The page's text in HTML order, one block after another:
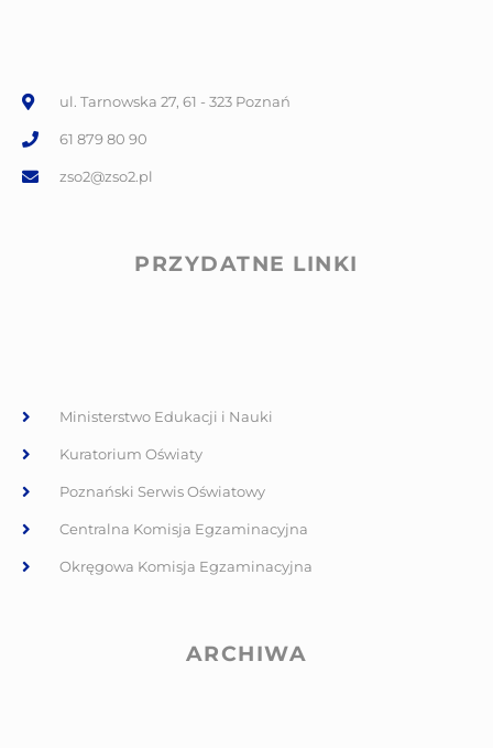
ul. Tarnowska 27, 61 - 323 Poznań
61 879 80 90
zso2@zso2.pl
PRZYDATNE LINKI
Ministerstwo Edukacji i Nauki
Kuratorium Oświaty
Poznański Serwis Oświatowy
Centralna Komisja Egzaminacyjna
Okręgowa Komisja Egzaminacyjna
ARCHIWA